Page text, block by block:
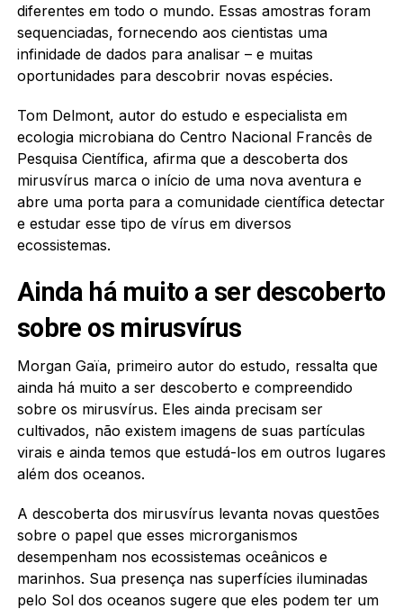
diferentes em todo o mundo. Essas amostras foram
sequenciadas, fornecendo aos cientistas uma
infinidade de dados para analisar – e muitas
oportunidades para descobrir novas espécies.
Tom Delmont, autor do estudo e especialista em
ecologia microbiana do Centro Nacional Francês de
Pesquisa Científica, afirma que a descoberta dos
mirusvírus marca o início de uma nova aventura e
abre uma porta para a comunidade científica detectar
e estudar esse tipo de vírus em diversos
ecossistemas.
Ainda há muito a ser descoberto
sobre os mirusvírus
Morgan Gaïa, primeiro autor do estudo, ressalta que
ainda há muito a ser descoberto e compreendido
sobre os mirusvírus. Eles ainda precisam ser
cultivados, não existem imagens de suas partículas
virais e ainda temos que estudá-los em outros lugares
além dos oceanos.
A descoberta dos mirusvírus levanta novas questões
sobre o papel que esses microrganismos
desempenham nos ecossistemas oceânicos e
marinhos. Sua presença nas superfícies iluminadas
pelo Sol dos oceanos sugere que eles podem ter um